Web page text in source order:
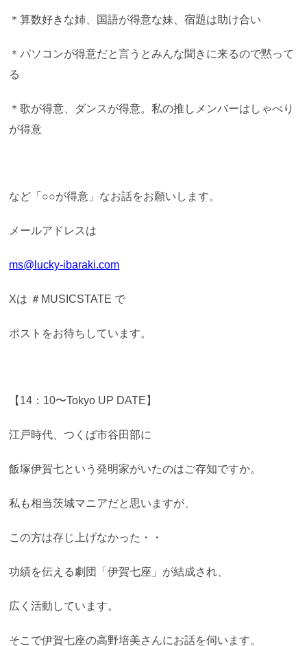
＊算数好きな姉、国語が得意な妹、宿題は助け合い
＊パソコンが得意だと言うとみんな聞きに来るので黙って
る
＊歌が得意、ダンスが得意。私の推しメンバーはしゃべり
が得意
など「○○が得意」なお話をお願いします。
メールアドレスは
ms@lucky-ibaraki.com
Xは ＃MUSICSTATE で
ポストをお待ちしています。
【14：10〜Tokyo UP DATE】
江戸時代、つくば市谷田部に
飯塚伊賀七という発明家がいたのはご存知ですか。
私も相当茨城マニアだと思いますが、
この方は存じ上げなかった・・
功績を伝える劇団「伊賀七座」が結成され、
広く活動しています。
そこで伊賀七座の高野培美さんにお話を伺います。